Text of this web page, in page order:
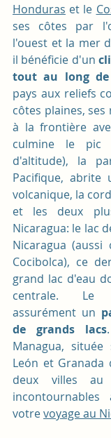
Honduras et le
ses côtes par
l'ouest et la mer
il bénéficie d'un
tout au long de
pays aux reliefs
côtes plaines,
à la frontière
culmine le pic
d'altitude), la
Pacifique, abrite
volcanique, la
et les deux
Nicaragua: le lac
Nicaragua (aussi
Cocibolca), ce
grand lac d'eau
centrale. Le
assurément un
de grands lacs
Managua,
León et
deux villes au
votre voyage au